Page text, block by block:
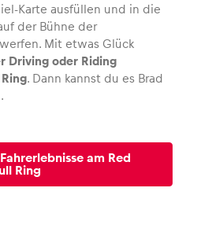
Karte ausfüllen und in die
der Bühne der
Mit etwas Glück
Driving oder Riding
. Dann kannst du es Brad
am Red
Ring